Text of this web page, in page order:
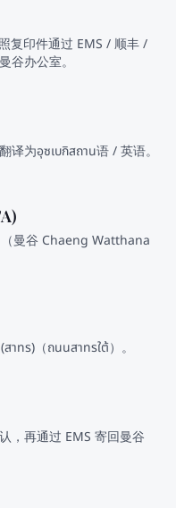
复印件通过 EMS / 顺丰 /
谷办公室。
译为อุซเบกิสถาน语 / 英语。
曼谷 Chaeng Watthana
าทร)（ถนนสาทรใต้）。
，再通过 EMS 寄回曼谷